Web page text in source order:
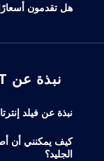
هل تقدمون
نبذة عن FELD ENTERTAINMENT
نبذة عن فيلد
كيف يمكنني أن
الجليد؟